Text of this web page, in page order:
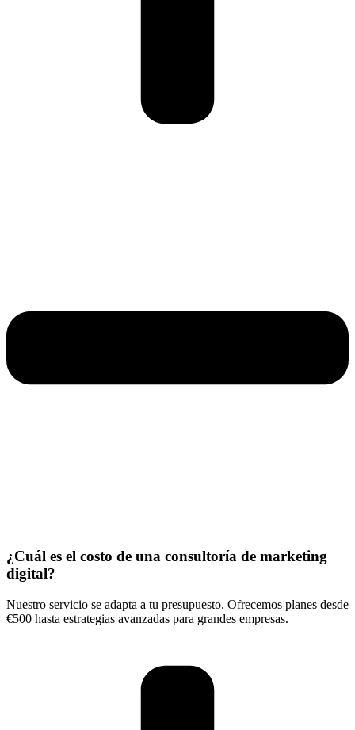
¿Cuál es el costo de una consultoría de marketing
digital?
Nuestro servicio se adapta a tu presupuesto. Ofrecemos planes desde
€500 hasta estrategias avanzadas para grandes empresas.